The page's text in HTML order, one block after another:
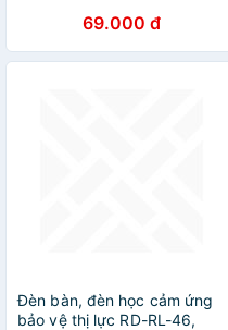
Tiết Kiệm Điện - HÀNG
CHÍNH HÃNG MINIIN
69.000 đ
Đèn bàn, đèn học cảm ứng
bảo vệ thị lực RD-RL-46,